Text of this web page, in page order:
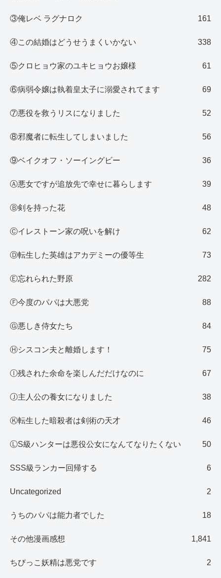
③俺レベ ラグナロク 161
④この結婚はどうせうまくいかない 338
⑤クロヒョウ家のユキヒョウお嬢様 61
⑥病弱令嬢は執着皇太子に溺愛されてます 69
⑦悪役を救うリスになりました 52
⑧邪魔者に転生してしまいました 56
⑨ベイクオフ・ソーイングビー 36
Ⓐ悪女ですが追放先で幸せに暮らします 39
Ⓑ剣を持った花 48
Ⓒイレストーン家の呪いを解け 62
Ⓓ転生した英雄はアカデミーの優等生 73
Ⓔ忘れられた野原 282
Ⓕ今度のパパは大悪党 88
Ⓖ悪しき侍女たち 84
Ⓗシスコン夫と離婚します！ 75
Ⓘ残された余命を楽しんだだけなのに 67
Ⓙ主人公の養女になりました 38
Ⓚ転生した暗殺者は剣術の天才 46
ⓁS級ハンターは悪役公女になんてなりたくない 50
SSS級ランカー回帰する 6
Uncategorized 2
うちのパパは能力者でした 18
その他漫画感想 1,841
ちびっこ妖精は悪党です 2